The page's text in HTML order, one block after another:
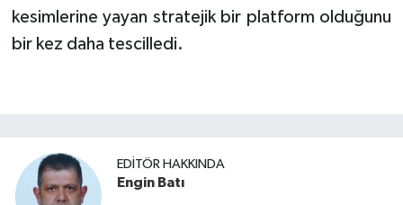
kesimlerine yayan stratejik bir platform olduğunu
bir kez daha tescilledi.
EDITÖR HAKKINDA
Engin Batı